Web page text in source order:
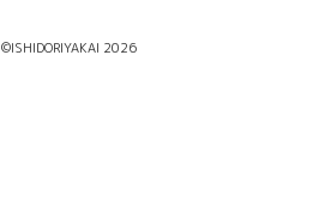
©ISHIDORIYAKAI 2026